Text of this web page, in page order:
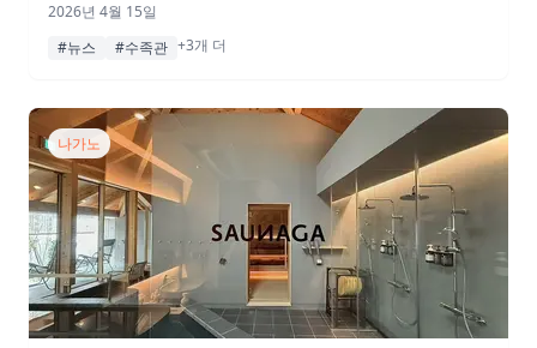
싶은 혼자 방문하는 분들을 위해 마련되었습니다.
2026년 4월 15일
#뉴스
#수족관 +3개 더
나가노